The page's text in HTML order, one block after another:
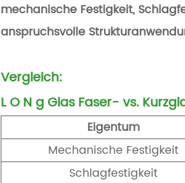
mechanische Festigkeit,
anspruchsvolle
Vergleich:
LON g GlasFaser- vs.
Eigentum
Mechanische Festigkeit
Schlagfestigkeit